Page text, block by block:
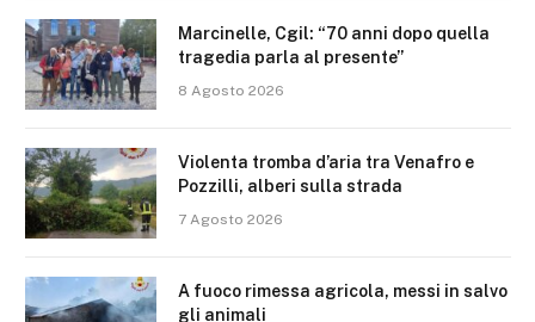
Marcinelle, Cgil: “70 anni dopo quella
tragedia parla al presente”
8 Agosto 2026
Violenta tromba d’aria tra Venafro e
Pozzilli, alberi sulla strada
7 Agosto 2026
A fuoco rimessa agricola, messi in salvo
gli animali